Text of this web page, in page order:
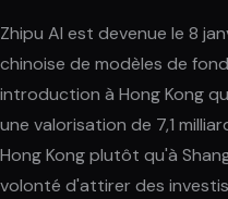
Zhipu AI est devenue le 8
chinoise de modèles de
introduction à Hong Kong
une valorisation de 7,1
Hong Kong plutôt qu'à
volonté d'attirer des